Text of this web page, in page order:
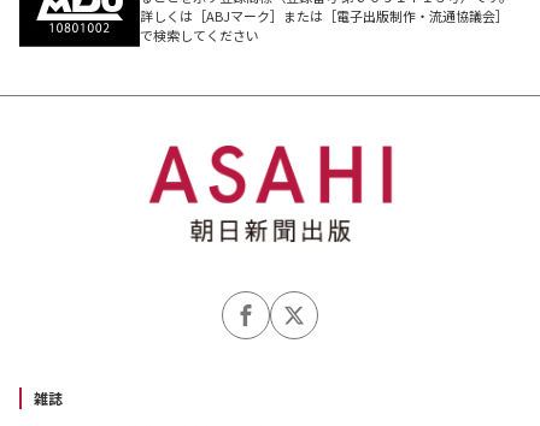
エンス・ノンフィクション。全米ベストセラー。
詳しくは［ABJマーク］または［電子出版制作・流通協議会］
で検索してください
雑誌